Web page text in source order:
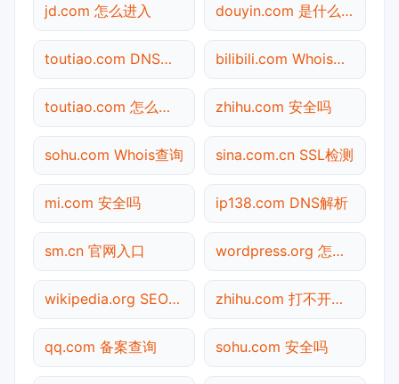
jd.com 怎么进入 douyin.com 是什么网站
toutiao.com DNS解析 bilibili.com Whois查询
toutiao.com 怎么进入 zhihu.com 安全吗
sohu.com Whois查询 sina.com.cn SSL检测
mi.com 安全吗 ip138.com DNS解析
sm.cn 官网入口 wordpress.org 怎么进入
wikipedia.org SEO体检 zhihu.com 打不开检测
qq.com 备案查询 sohu.com 安全吗